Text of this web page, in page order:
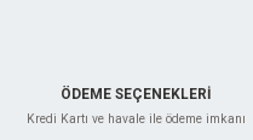
ÖDEME SEÇENEKLERİ
Kredi Kartı ve havale ile ödeme imkanı